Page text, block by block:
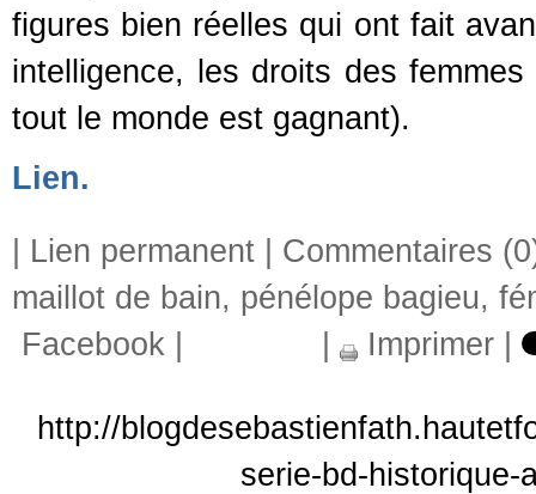
figures bien réelles qui ont fait
intelligence, les droits des
tout le monde est gagnant).
Lien.
Lien permanent
Commentaires
maillot de bain, pénélope bagieu,
Facebook
Imprimer
http://
serie-bd-historique-